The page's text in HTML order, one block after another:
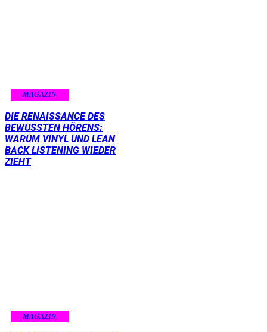
MAGAZIN
DIE RENAISSANCE DES
BEWUSSTEN HÖRENS:
WARUM VINYL UND LEAN
BACK LISTENING WIEDER
ZIEHT
MAGAZIN